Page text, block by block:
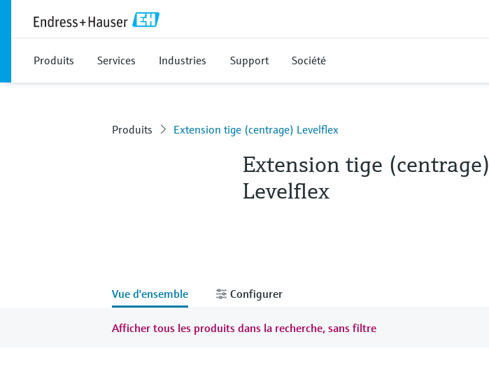
Produits Services Industries Support Société
Produits Extension tige (centrage) Levelflex
Extension tige (centrage)
Levelflex
Vue d'ensemble Configurer
Afficher tous les produits dans la recherche, sans filtre